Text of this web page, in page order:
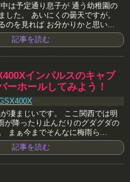
は予定通り息子が 通う幼稚園の
した。 あいにくの曇天ですが。
のを見れば お分かりかと思い...
記事を読む
インパルスのキャブ
ーホールしてみよう！
凄まじいです。 ここ関西では明
が降ったり止んだりのグダグダの
まぁ今までそんなに梅雨ら...
記事を読む